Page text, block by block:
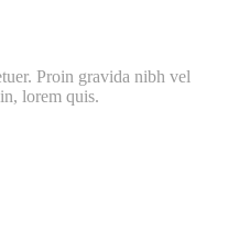
Proin gravida nibh vel
lorem quis.